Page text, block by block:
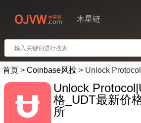
木星链
首页 > Coinbase风投 > Unlock Protocol
Unlock
格_UDT最新价
所